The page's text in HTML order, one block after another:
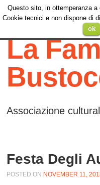
Menu
SKIP TO
La
Associazione
Festa Degli
POSTED ON NOVEMBER 11,
Questo sito, in ottemperanza
Cookie tecnici e non dispone di
ok